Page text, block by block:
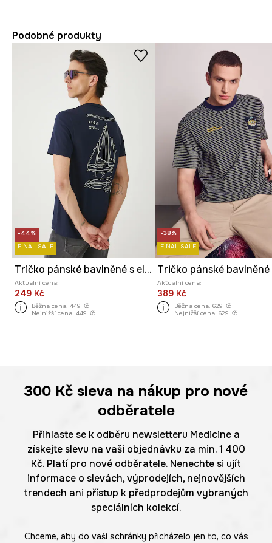
Podobné produkty
-44%
FINAL SALE
Tričko pánské bavlněné s elastanem
Aktuální cena:
249 Kč
Běžná cena: 449 Kč
Nejnižší cena: 449 Kč
-38%
FINAL SALE
Aktuální cena:
389 Kč
Běžná cena: 629 Kč
Nejnižší cena: 629 Kč
300 Kč sleva na nákup pro nové
odběratele
Přihlaste se k odběru newsletteru Medicine a
získejte slevu na vaši objednávku za min. 1 400
Kč. Platí pro nové odběratele. Nenechte si ujít
informace o slevách, výprodejích, nejnovějších
trendech ani přístup k předprodejům vybraných
speciálních kolekcí.
Chceme, aby do vaší schránky přicházelo jen to, co vás